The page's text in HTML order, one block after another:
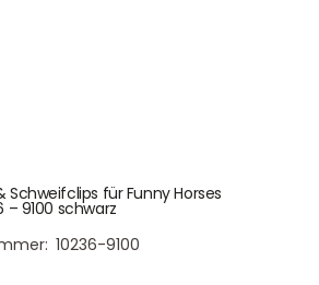
Schweifclips für Funny Horses
– 9100 schwarz
10236-9100